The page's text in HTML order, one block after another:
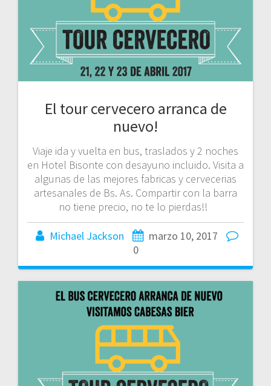
El tour cervecero arranca de
nuevo!
Viaje ida y vuelta en bus, traslados y 2 noches
en Hotel Bisonte con desayuno incluido. Visita a
algunas de las mejores fabricas y cervecerias
artesanales de Bs. As. Compartir con la barra
no tiene precio, no te lo pierdas!!
Michael Jackson
marzo 10, 2017
0